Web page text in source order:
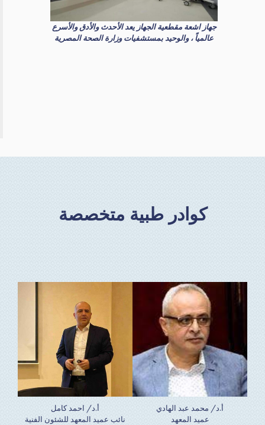
جهاز اشعة مقطعية الجهاز يعد الأحدث والأدق والأسرع
عالمياً ، والوحيد بمستشفيات وزارة الصحة المصرية
كوادر طبية متخصصة
أ.د/ محمد عبد الهادي
عميد المعهد
أ.د/ احمد كامل
نائب عميد المعهد للشئون الفنية